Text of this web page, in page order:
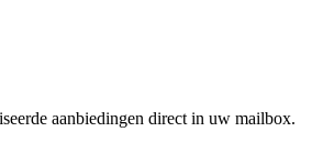
aanbiedingen direct in uw mailbox.